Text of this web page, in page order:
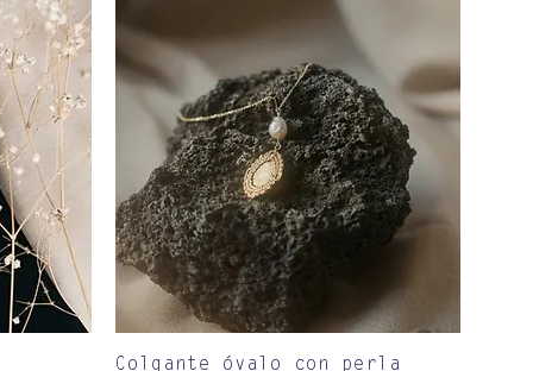
Vista rápida
Colgante óvalo con perla